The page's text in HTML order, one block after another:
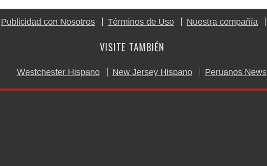
Publicidad con Nosotros Términos de Uso Nuestra compañía
VISITE TAMBIÉN
Westchester Hispano New Jersey Hispano Peruanos News